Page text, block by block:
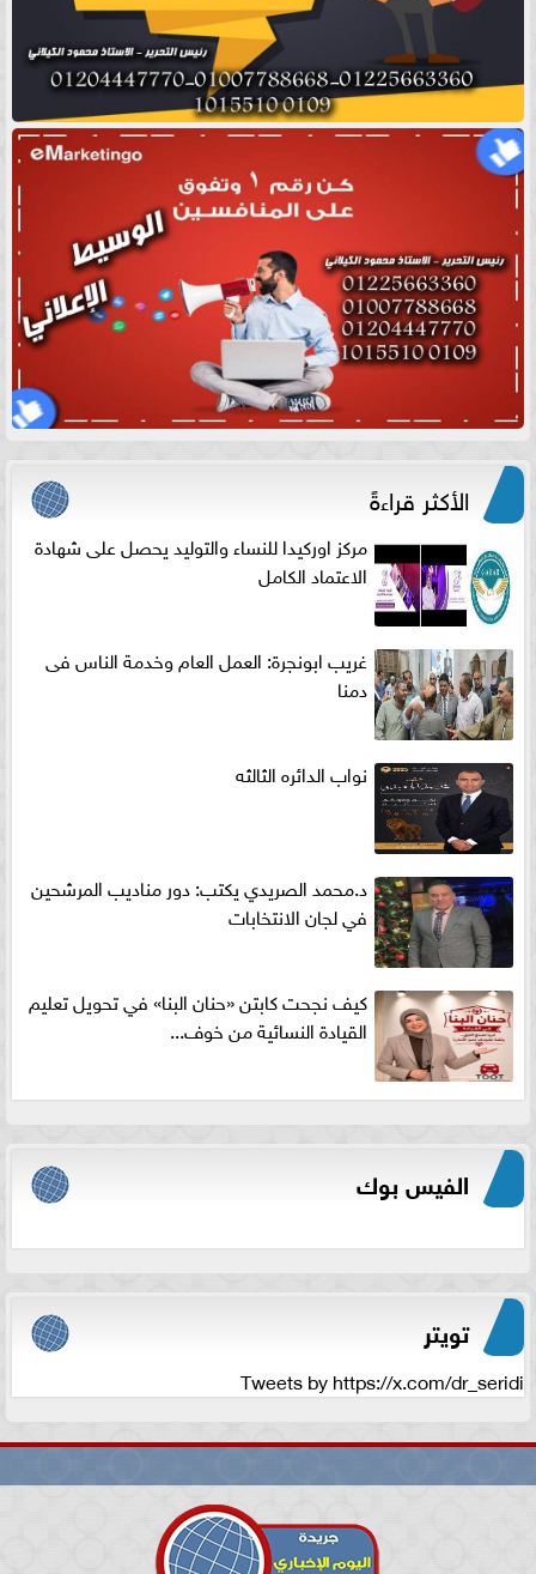
الأكثر قراءةً
مركز اوركيدا للنساء والتوليد يحصل على شهادة
الاعتماد الكامل
غريب ابونجرة: العمل العام وخدمة الناس فى
دمنا
نواب الدائره الثالثه
د.محمد الصريدي يكتب: دور مناديب المرشحين
في لجان الانتخابات
كيف نجحت كابتن «حنان البنا» في تحويل تعليم
القيادة النسائية من خوف...
الفيس بوك
تويتر
Tweets by https://x.com/dr_seridi